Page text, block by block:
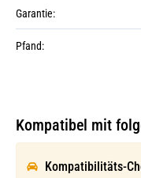
Garantie:
Pfand:
Kompatibel mit
Kompatibilitäts-